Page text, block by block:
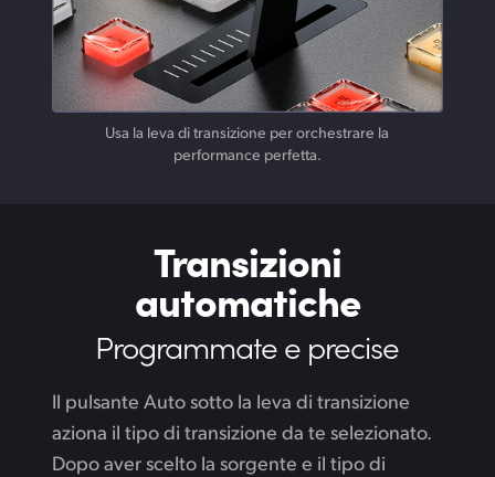
Usa la leva di transizione per orchestrare la
performance perfetta.
Transizioni
automatiche
Programmate e precise
Il pulsante Auto sotto la leva di transizione
aziona il tipo di transizione da te selezionato.
Dopo aver scelto la sorgente e il tipo di